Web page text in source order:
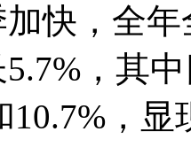
快，全
，其
10.7%，